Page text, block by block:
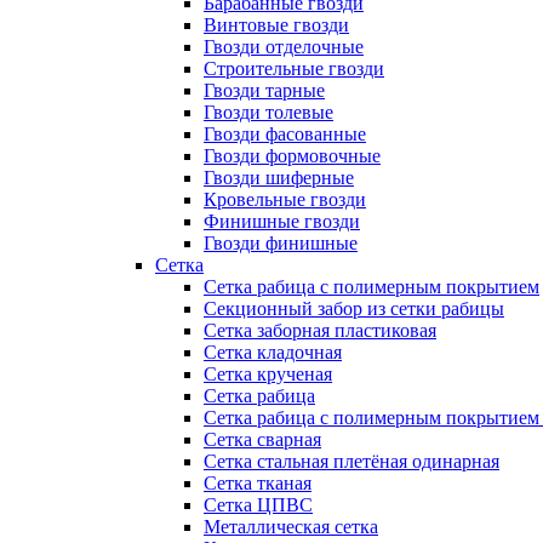
Винтовые гвозди
Гвозди отделочные
Строительные гвозди
Гвозди тарные
Гвозди толевые
Гвозди фасованные
Гвозди формовочные
Гвозди шиферные
Кровельные гвозди
Финишные гвозди
Гвозди финишные
Сетка
Сетка рабица с полимерным покрытием
Секционный забор из сетки рабицы
Сетка заборная пластиковая
Сетка кладочная
Сетка крученая
Сетка рабица
Сетка рабица с полимерным покрытием
Сетка сварная
Сетка стальная плетёная одинарная
Сетка тканая
Сетка ЦПВС
Металлическая сетка